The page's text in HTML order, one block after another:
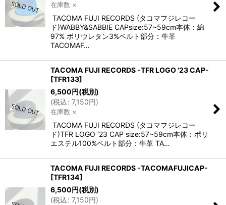
在庫数 ×
TACOMA FUJI RECORDS (タコマフジレコー
ド)WABBY&SABBIE CAPsize:57~59cm本体：綿
97% ポリウレタン3%ベルト部分：牛革
TACOMAF…
TACOMA FUJI RECORDS -TFR LOGO '23 CAP-
[TFR133]
6,500円(税別)
(税込: 7,150円)
在庫数 ×
TACOMA FUJI RECORDS (タコマフジレコー
ド)TFR LOGO '23 CAP size:57~59cm本体：ポリ
エステル100%ベルト部分：牛革 TA…
TACOMA FUJI RECORDS -TACOMAFUJICAP-
[TFR134]
6,500円(税別)
(税込: 7,150円)